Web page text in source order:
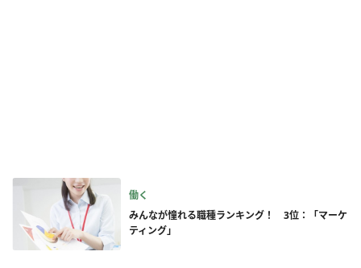
働く
みんなが憧れる職種ランキング！ 3位：「マーケ
ティング」